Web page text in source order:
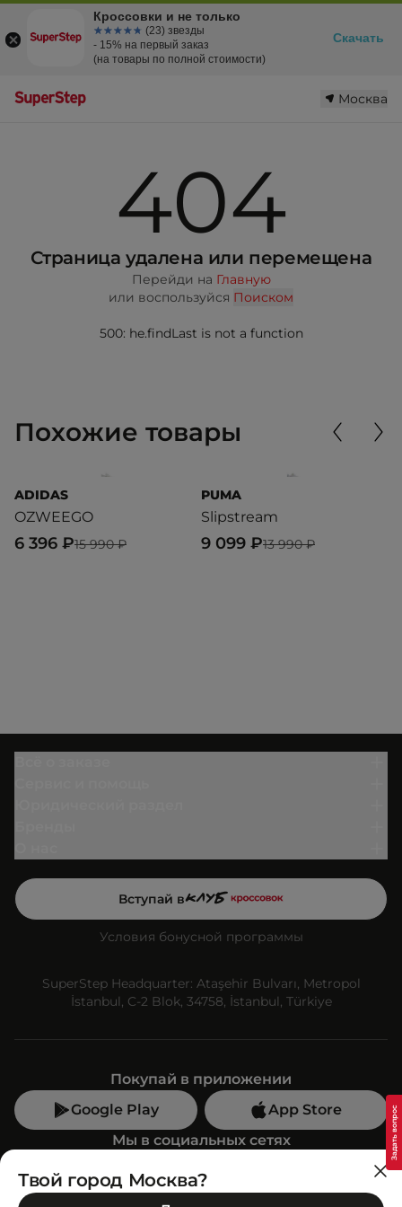
Москва
404
Страница удалена или перемещена
Перейди на Главную
или воспользуйся Поиском
500: he.findLast is not a function
Похожие товары
ADIDAS
OZWEEGO
15 990 ₽
6 396 ₽
PUMA
Slipstream
13 990 ₽
9 099 ₽
Вступай в
Условия бонусной программы
SuperStep Headquarter: Ataşehir Bulvarı, Metropol
İstanbul, C-2 Blok, 34758, İstanbul, Türkiye
Покупай в приложении
Google Play
App Store
Мы в социальных сетях
Позвони нам
Твой город Москва?
Кроссовки и не только
☆☆☆☆☆
★★★★★ (23) звезды
- 15% на первый заказ
(на товары по полной стоимости)
Скачать